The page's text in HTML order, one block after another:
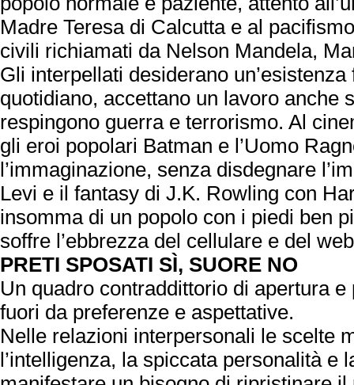
Madre Teresa di Calcutta e al
civili richiamati da Nelson Mandela,
Gli interpellati desiderano
quotidiano, accettano un lavoro anche
respingono guerra e terrorismo. Al
gli eroi popolari Batman e l’Uomo
l’immaginazione, senza disdegnare
Levi e il fantasy di J.K. Rowling con
insomma di un popolo con i piedi ben
soffre l’ebbrezza del cellulare e del
PRETI SPOSATI SÌ, SUORE NO
Un quadro contraddittorio di apertura
fuori da preferenze e aspettative.
Nelle relazioni interpersonali le scelte
l’intelligenza, la spiccata personalità e